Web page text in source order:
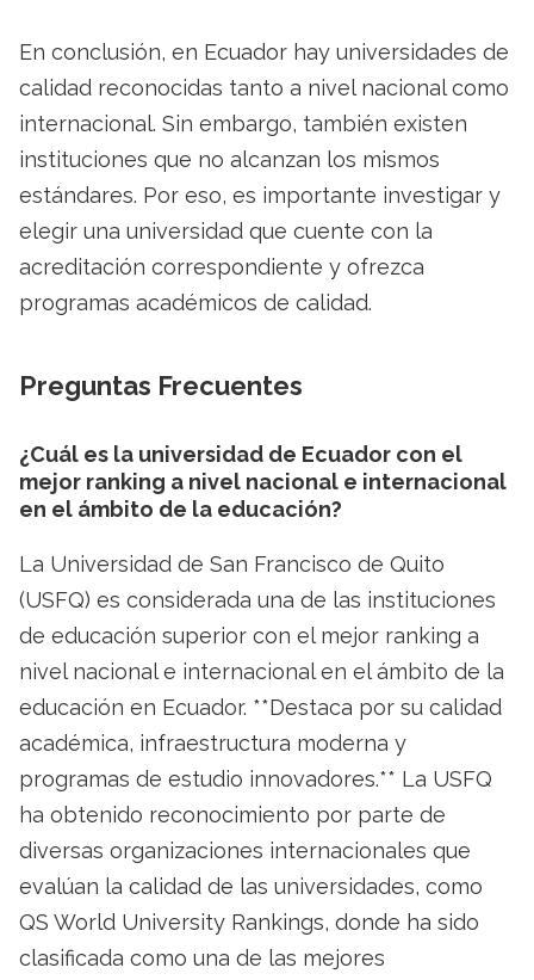
En conclusión, en Ecuador hay universidades de
calidad reconocidas tanto a nivel nacional como
internacional. Sin embargo, también existen
instituciones que no alcanzan los mismos
estándares. Por eso, es importante investigar y
elegir una universidad que cuente con la
acreditación correspondiente y ofrezca
programas académicos de calidad.
Preguntas Frecuentes
¿Cuál es la universidad de Ecuador con el
mejor ranking a nivel nacional e internacional
en el ámbito de la educación?
La Universidad de San Francisco de Quito
(USFQ) es considerada una de las instituciones
de educación superior con el mejor ranking a
nivel nacional e internacional en el ámbito de la
educación en Ecuador. **Destaca por su calidad
académica, infraestructura moderna y
programas de estudio innovadores.** La USFQ
ha obtenido reconocimiento por parte de
diversas organizaciones internacionales que
evalúan la calidad de las universidades, como
QS World University Rankings, donde ha sido
clasificada como una de las mejores